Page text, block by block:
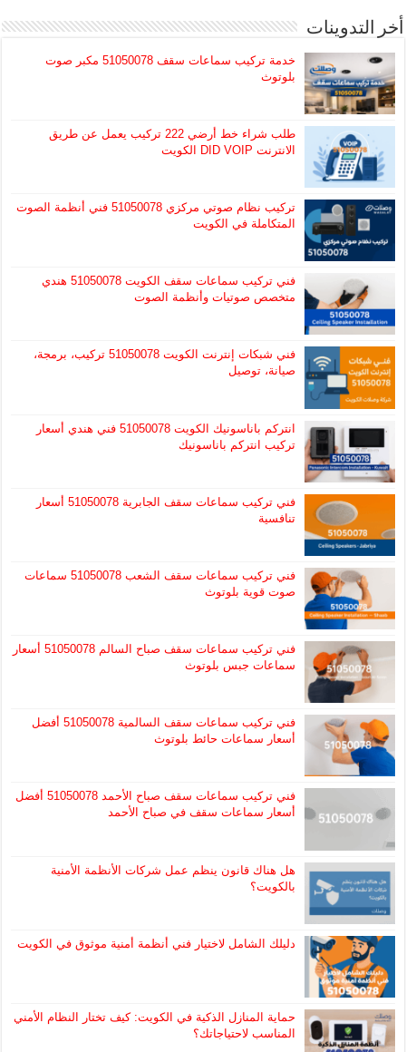
أخر التدوينات
خدمة تركيب سماعات سقف 51050078 مكبر صوت
بلوتوث
طلب شراء خط أرضي 222 تركيب يعمل عن طريق
الانترنت DID VOIP الكويت
تركيب نظام صوتي مركزي 51050078 فني أنظمة الصوت
المتكاملة في الكويت
فني تركيب سماعات سقف الكويت 51050078 هندي
متخصص صوتيات وأنظمة الصوت
فني شبكات إنترنت الكويت 51050078 تركيب، برمجة،
صيانة، توصيل
انتركم باناسونيك الكويت 51050078 فني هندي أسعار
تركيب انتركم باناسونيك
فني تركيب سماعات سقف الجابرية 51050078 أسعار
تنافسية
فني تركيب سماعات سقف الشعب 51050078 سماعات
صوت قوية بلوتوث
فني تركيب سماعات سقف صباح السالم 51050078 أسعار
سماعات جبس بلوتوث
فني تركيب سماعات سقف السالمية 51050078 أفضل
أسعار سماعات حائط بلوتوث
فني تركيب سماعات سقف صباح الأحمد 51050078 أفضل
أسعار سماعات سقف في صباح الأحمد
هل هناك قانون ينظم عمل شركات الأنظمة الأمنية
بالكويت؟
دليلك الشامل لاختيار فني أنظمة أمنية موثوق في الكويت
حماية المنازل الذكية في الكويت: كيف تختار النظام الأمني
المناسب لاحتياجاتك؟